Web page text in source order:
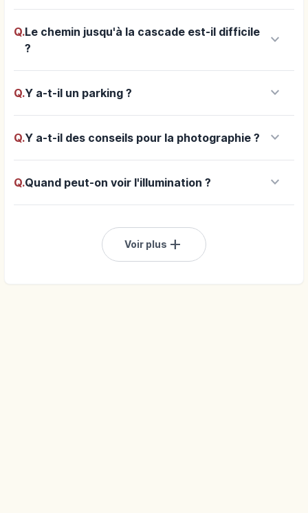
Q.Le chemin jusqu'à la cascade est-il difficile
?
keyboard_arrow_down
Q.Y a-t-il un parking ? keyboard_arrow_down
Q.Y a-t-il des conseils pour la photographie ? keyboard_arrow_down
Q.Quand peut-on voir l'illumination ? keyboard_arrow_down
Voir plus add